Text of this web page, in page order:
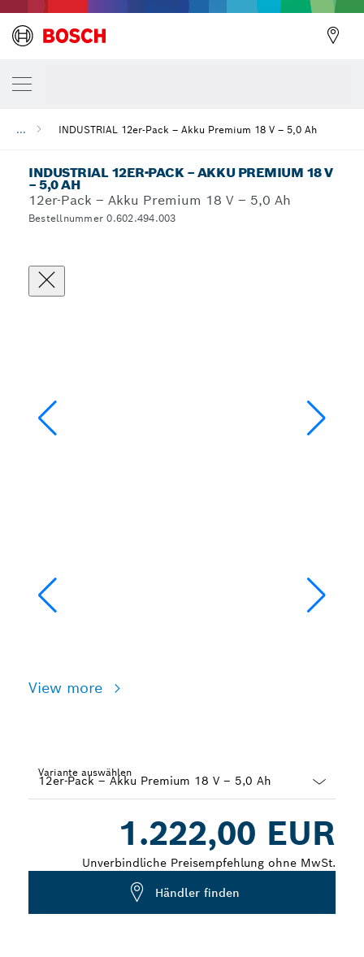
... INDUSTRIAL 12er-Pack – Akku Premium 18 V – 5,0 Ah
INDUSTRIAL 12ER-PACK – AKKU PREMIUM 18 V
– 5,0 AH
12er-Pack – Akku Premium 18 V – 5,0 Ah
Bestellnummer 0.602.494.003
View more
Variante auswählen
1.222,00 EUR
Unverbindliche Preisempfehlung ohne MwSt.
Händler finden